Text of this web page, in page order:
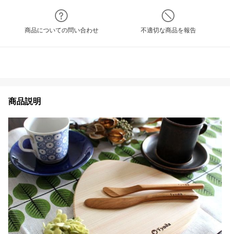
商品についての問い合わせ 不適切な商品を報告
商品説明